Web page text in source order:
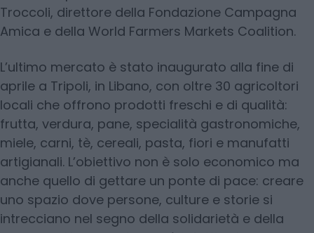
Troccoli, direttore della Fondazione Campagna
Amica e della World Farmers Markets Coalition.
L’ultimo mercato è stato inaugurato alla fine di
aprile a Tripoli, in Libano, con oltre 30 agricoltori
locali che offrono prodotti freschi e di qualità:
frutta, verdura, pane, specialità gastronomiche,
miele, carni, tè, cereali, pasta, fiori e manufatti
artigianali. L’obiettivo non è solo economico ma
anche quello di gettare un ponte di pace: creare
uno spazio dove persone, culture e storie si
intrecciano nel segno della solidarietà e della